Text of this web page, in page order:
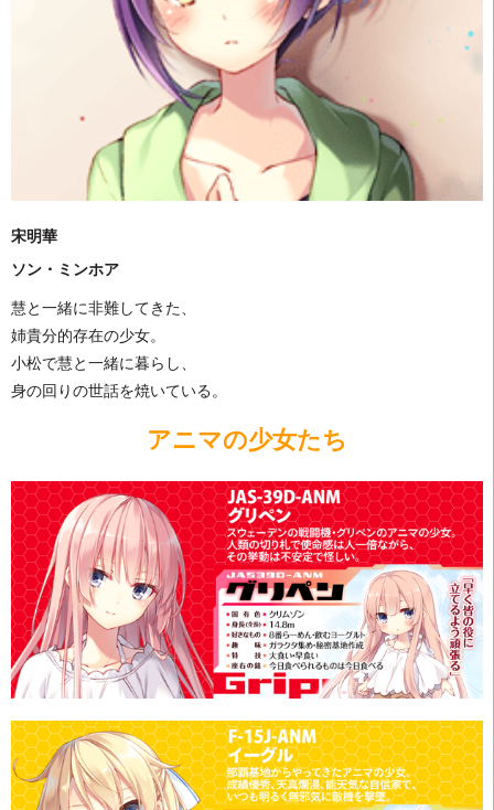
宋明華
ソン・ミンホア
慧と一緒に非難してきた、
姉貴分的存在の少女。
小松で慧と一緒に暮らし、
身の回りの世話を焼いている。
アニマの少女たち